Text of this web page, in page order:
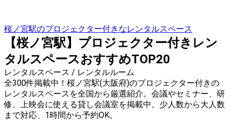
桜ノ宮駅のプロジェクター付きなレンタルスペース
【桜ノ宮駅】プロジェクター付きレン
タルスペースおすすめTOP20
レンタルスペース / レンタルルーム
全300件掲載中！桜ノ宮駅(大阪府)のプロジェクター付きの
レンタルスペースを全国から厳選紹介。会議やセミナー、研
修、上映会に使える貸し会議室を掲載中。少人数から大人数
まで対応、1時間から予約OK。